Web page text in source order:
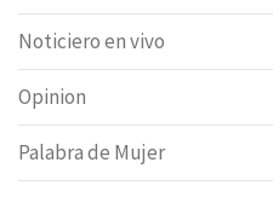
Noticiero en vivo
Opinion
Palabra de Mujer